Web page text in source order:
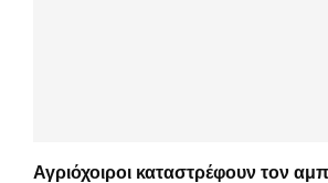
Αγριόχοιροι καταστρέφουν τον